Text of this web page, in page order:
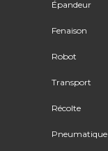
Épandeur
Fenaison
Robot
Transport
Récolte
Pneumatique